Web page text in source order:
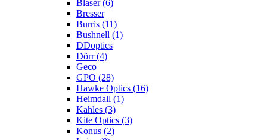
Blaser (6)
Bresser
Burris (11)
Bushnell (1)
DDoptics
Dörr (4)
Geco
GPO (28)
Hawke Optics (16)
Heimdall (1)
Kahles (3)
Kite Optics (3)
Konus (2)